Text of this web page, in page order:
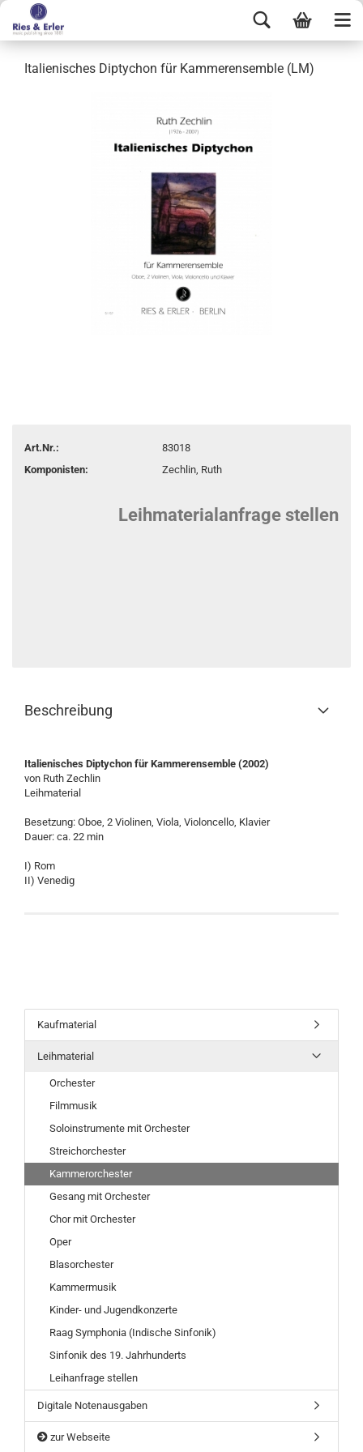
Italienisches Diptychon für Kammerensemble (LM)
Art.Nr.:
83018
Komponisten:
Zechlin, Ruth
Leihmaterialanfrage stellen
Beschreibung
Italienisches Diptychon für Kammerensemble (2002)
von Ruth Zechlin
Leihmaterial
Besetzung: Oboe, 2 Violinen, Viola, Violoncello, Klavier
Dauer: ca. 22 min
I) Rom
II) Venedig
Kaufmaterial
Leihmaterial
Orchester
Filmmusik
Soloinstrumente mit Orchester
Streichorchester
Kammerorchester
Gesang mit Orchester
Chor mit Orchester
Oper
Blasorchester
Kammermusik
Kinder- und Jugendkonzerte
Raag Symphonia (Indische Sinfonik)
Sinfonik des 19. Jahrhunderts
Leihanfrage stellen
Digitale Notenausgaben
zur Webseite